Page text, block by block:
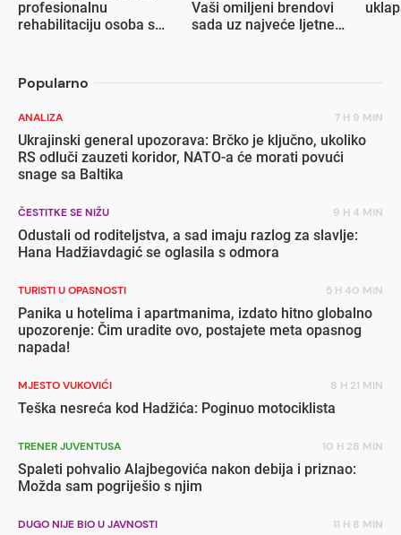
profesionalnu
rehabilitaciju osoba s
Vaši omiljeni brendovi
sada uz najveće ljetne
Popularno
ANALIZA 7 H 9 MIN
Ukrajinski general upozorava: Brčko je ključno, ukoliko
RS odluči zauzeti koridor, NATO-a će morati povući
snage sa Baltika
ČESTITKE SE NIŽU 9 H 4 MIN
Odustali od roditeljstva, a sad imaju razlog za slavlje:
Hana Hadžiavdagić se oglasila s odmora
TURISTI U OPASNOSTI 5 H 40 MIN
Panika u hotelima i apartmanima, izdato hitno globalno
upozorenje: Čim uradite ovo, postajete meta opasnog
napada!
MJESTO VUKOVIĆI 8 H 21 MIN
Teška nesreća kod Hadžića: Poginuo motociklista
TRENER JUVENTUSA 10 H 28 MIN
Spaleti pohvalio Alajbegovića nakon debija i priznao:
Možda sam pogriješio s njim
DUGO NIJE BIO U JAVNOSTI 11 H 8 MIN